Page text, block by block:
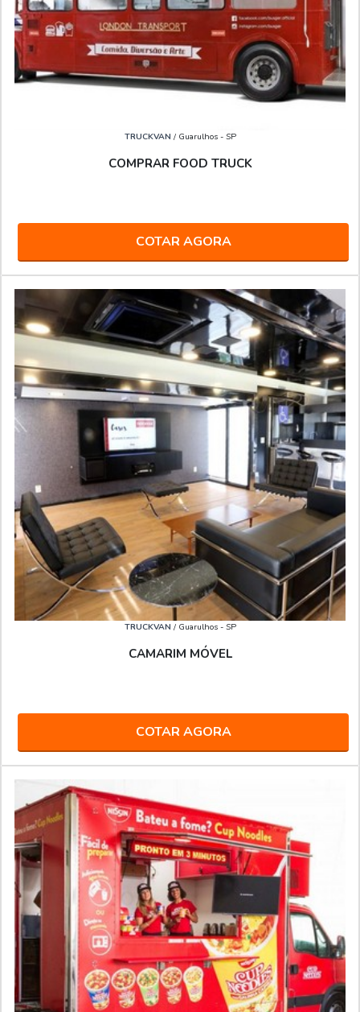
TRUCKVAN / Guarulhos - SP
COMPRAR FOOD TRUCK
COTAR AGORA
TRUCKVAN / Guarulhos - SP
CAMARIM MÓVEL
COTAR AGORA